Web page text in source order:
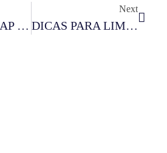
Descoberta Do AP Pela Controladora (Layer 2)
Next
DICAS PARA LIMPEZA CORRETA DOS SEU EQUIPAMENTOS